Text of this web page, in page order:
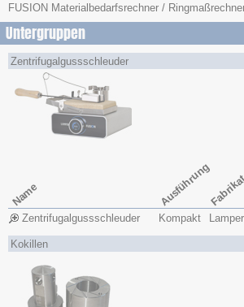
FUSION Materialbedarfsrechner /
Untergruppen
Zentrifugalgussschleuder
Name Ausführung
Zentrifugalgussschleuder Kompakt
Kokillen